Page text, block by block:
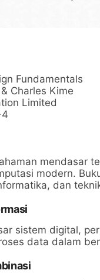
Fundamentals
Charles Kime
Limited
mendasar
modern.
dan
sistem digital,
data dalam